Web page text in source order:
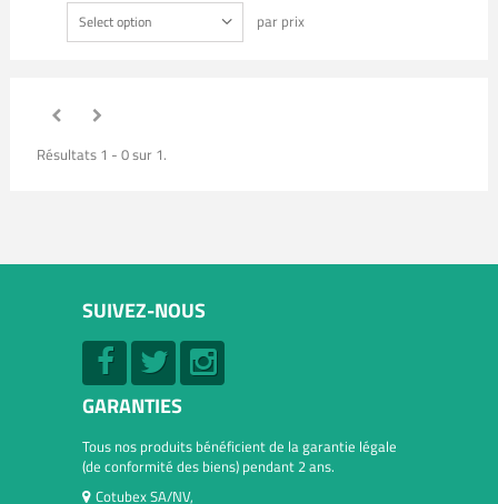
Select option par prix
Résultats 1 - 0 sur 1.
SUIVEZ-NOUS
GARANTIES
Tous nos produits bénéficient de la garantie légale
(de conformité des biens) pendant 2 ans.
Cotubex SA/NV,